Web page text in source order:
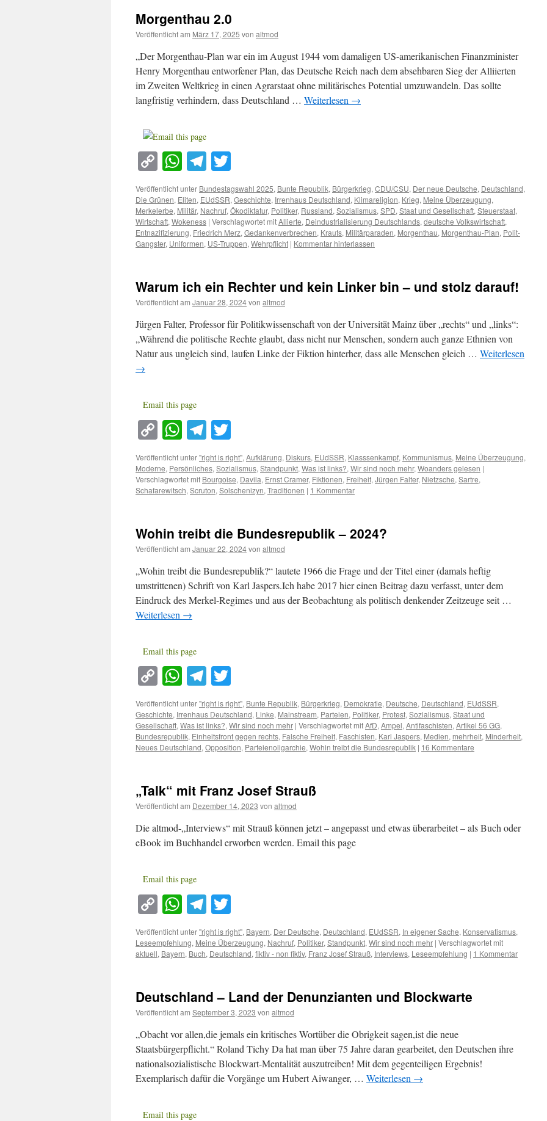
Morgenthau 2.0
Veröffentlicht am März 17, 2025 von altmod
„Der Morgenthau-Plan war ein im August 1944 vom damaligen US-amerikanischen Finanzminister
Henry Morgenthau entworfener Plan, das Deutsche Reich nach dem absehbaren Sieg der Alliierten
im Zweiten Weltkrieg in einen Agrarstaat ohne militärisches Potential umzuwandeln. Das sollte
langfristig verhindern, dass Deutschland … Weiterlesen →
Copy
Link
WhatsApp
Telegram
Veröffentlicht unter Bundestagswahl 2025, Bunte Republik, Bürgerkrieg,CDU/CSU, Der neue Deutsche, Deutschland,
Die Grünen, Eliten, EUdSSR,Geschichte, Irrenhaus Deutschland, Klimareligion, Krieg, Meine Überzeugung,
Merkelerbe, Militär, Nachruf,Ökodiktatur, Politiker, Russland,Sozialismus,SPD,Staat und Gesellschaft,Steuerstaat,
Wirtschaft,Wokeness | Verschlagwortet mitAllierte, Deindustrialisierung Deutschlands,deutsche Volkswirtschaft,
Entnazifizierung, Friedrich Merz,Gedankenverbrechen, Krauts, Militärparaden, Morgenthau, Morgenthau-Plan, Polit-
Gangster, Uniformen, US-Truppen,Wehrpflicht | Kommentar hinterlassen
Warum ich ein Rechter und kein Linker bin – und stolz darauf!
Veröffentlicht am Januar 28, 2024von altmod
Jürgen Falter, Professor für Politikwissenschaft von der Universität Mainz über „rechts“ und „links“:
„Während die politische Rechte glaubt, dass nicht nur Menschen, sondern auch ganze Ethnien von
Natur aus ungleich sind, laufen Linke der Fiktion hinterher, dass alle Menschen gleich … Weiterlesen
→
Email this page
Copy
Link
WhatsApp
Telegram
Veröffentlicht unter"right is right", Aufklärung, Diskurs, EUdSSR, Klasssenkampf, Kommunismus, Meine Überzeugung,
Moderne, Persönliches, Sozialismus, Standpunkt, Was ist links?, Wir sind noch mehr, Woanders gelesen |
Verschlagwortet mit Bourgoise, Davila, Ernst Cramer, Fiktionen, Freiheit, Jürgen Falter, Nietzsche, Sartre,
Schafarewitsch, Scruton, Solschenizyn, Traditionen | 1 Kommentar
Wohin treibt die Bundesrepublik – 2024?
Veröffentlicht am Januar 22, 2024von altmod
„Wohin treibt die Bundesrepublik?“ lautete 1966 die Frage und der Titel einer (damals heftig
umstrittenen) Schrift von Karl Jaspers.Ich habe 2017 hier einen Beitrag dazu verfasst, unter dem
Eindruck des Merkel-Regimes und aus der Beobachtung als politisch denkender Zeitzeuge seit …
Weiterlesen →
Email this page
Copy
Link
WhatsApp
Telegram
Veröffentlicht unter"right is right", Bunte Republik, Bürgerkrieg, Demokratie, Deutsche, Deutschland, EUdSSR,
Geschichte, Irrenhaus Deutschland, Linke, Mainstream, Parteien, Politiker, Protest, Sozialismus, Staat und
Gesellschaft, Was ist links?, Wir sind noch mehr | Verschlagwortet mitAfD, Ampel, Antifaschisten, Artikel 56 GG,
Bundesrepublik, Einheitsfront gegen rechts, Falsche Freiheit, Faschisten, Karl Jaspers, Medien, mehrheit, Minderheit,
Neues Deutschland, Opposition, Parteienoligarchie, Wohin treibt die Bundesrepublik | 16 Kommentare
„Talk“ mit Franz Josef Strauß
Veröffentlicht am Dezember 14, 2023 von altmod
Die altmod-„Interviews“ mit Strauß können jetzt – angepasst und etwas überarbeitet – als Buch oder
eBook im Buchhandel erworben werden. Email this page
Email this page
Copy
Link
WhatsApp
Telegram
Veröffentlicht unter"right is right", Bayern, Der Deutsche, Deutschland, EUdSSR, In eigener Sache, Konservatismus,
Leseempfehlung, Meine Überzeugung, Nachruf, Politiker, Standpunkt, Wir sind noch mehr | Verschlagwortet mit
aktuell, Bayern, Buch, Deutschland, fiktiv - non fiktiv, Franz Josef Strauß, Interviews, Leseempfehlung | 1 Kommentar
Deutschland – Land der Denunzianten und Blockwarte
Veröffentlicht am September 3, 2023 von altmod
„Obacht vor allen,die jemals ein kritisches Wortüber die Obrigkeit sagen,ist die neue
Staatsbürgerpflicht.“ Roland Tichy Da hat man über 75 Jahre daran gearbeitet, den Deutschen ihre
nationalsozialistische Blockwart-Mentalität auszutreiben! Mit dem gegenteiligen Ergebnis!
Exemplarisch dafür die Vorgänge um Hubert Aiwanger, … Weiterlesen →
Email this page